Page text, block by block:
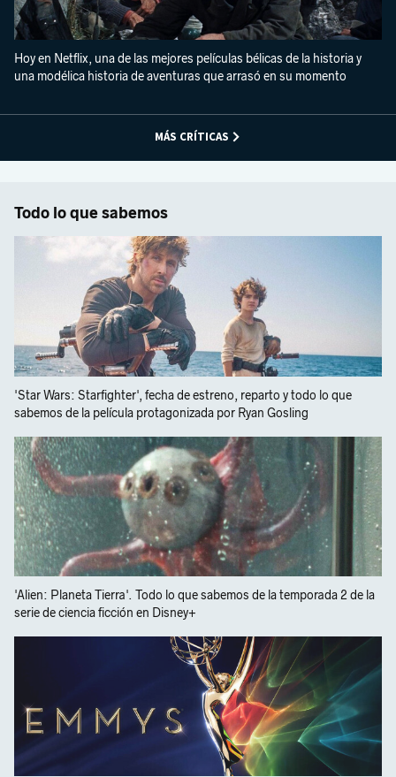
Hoy en Netflix, una de las mejores películas bélicas de la historia y
una modélica historia de aventuras que arrasó en su momento
MÁS CRÍTICAS
Todo lo que sabemos
'Star Wars: Starfighter', fecha de estreno, reparto y todo lo que
sabemos de la película protagonizada por Ryan Gosling
'Alien: Planeta Tierra'. Todo lo que sabemos de la temporada 2 de la
serie de ciencia ficción en Disney+